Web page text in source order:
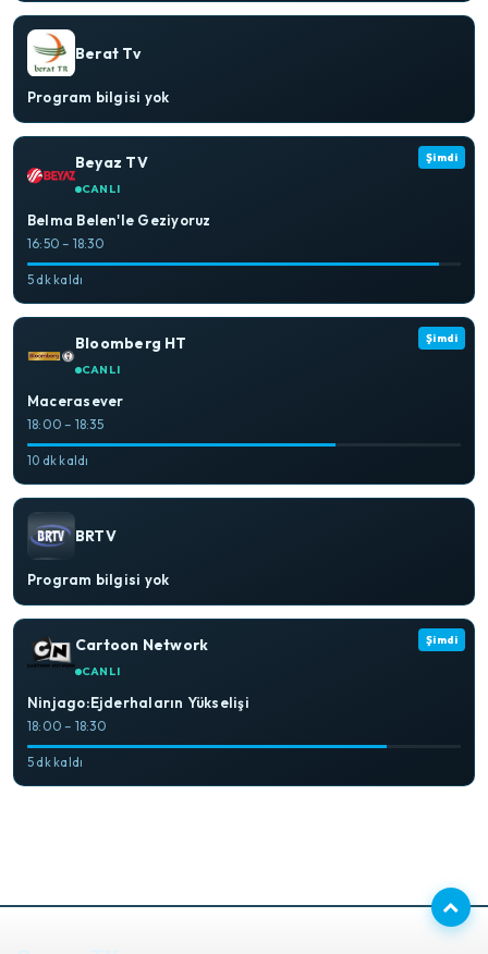
Berat Tv
Program bilgisi yok
Şimdi
Beyaz TV
CANLI
Belma Belen'le Geziyoruz
16:50 – 18:30
5 dk kaldı
Şimdi
Bloomberg HT
CANLI
Macerasever
18:00 – 18:35
10 dk kaldı
BRTV
Program bilgisi yok
Şimdi
Cartoon Network
CANLI
Ninjago:Ejderhaların Yükselişi
18:00 – 18:30
5 dk kaldı